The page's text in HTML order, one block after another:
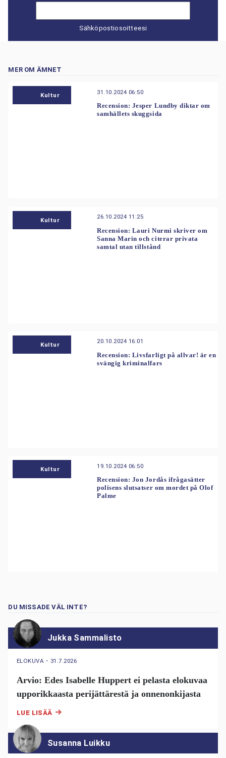
Sähköpostiosoitteesi
MER OM ÄMNET
Kultur 31.10.2024 06:50
Recension: Jesper Lundby diktar om
samhällets skuggsida
Kultur 26.10.2024 11:25
Recension: Lauri Nurmi skriver om
Sanna Marin och citerar privata
samtal utan tillstånd
Kultur 20.10.2024 16:01
Recension: Livsfarligt på allvar! är en
svängig kriminalfars
Kultur 19.10.2024 06:50
Recension: Jon Jordås ifrågasätter
polisens slutsatser om mordet på Olof
Palme
DU MISSADE VÄL INTE?
Jukka Sammalisto
ELOKUVA ・ 31.7.2026
Arvio: Edes Isabelle Huppert ei pelasta elokuvaa
upporikkaasta perijättärestä ja onnenonkijasta
LUE LISÄÄ
Susanna Luikku